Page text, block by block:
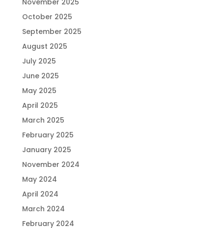
November 2025
October 2025
September 2025
August 2025
July 2025
June 2025
May 2025
April 2025
March 2025
February 2025
January 2025
November 2024
May 2024
April 2024
March 2024
February 2024